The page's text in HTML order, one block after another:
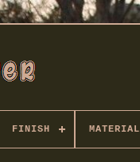
FINISH MATERIAL